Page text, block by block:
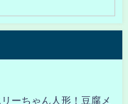
ーちゃん人形！豆腐メ